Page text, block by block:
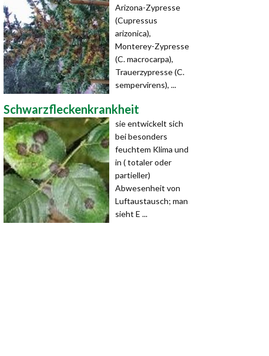
Arizona-Zypresse
(Cupressus
arizonica),
Monterey-Zypresse
(C. macrocarpa),
Trauerzypresse (C.
sempervirens), ...
Schwarzfleckenkrankheit
sie entwickelt sich
bei besonders
feuchtem Klima und
in ( totaler oder
partieller)
Abwesenheit von
Luftaustausch; man
sieht E ...